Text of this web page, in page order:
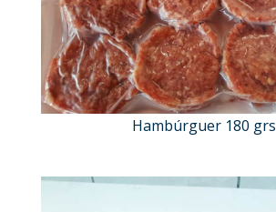
Hambúrguer 180 grs